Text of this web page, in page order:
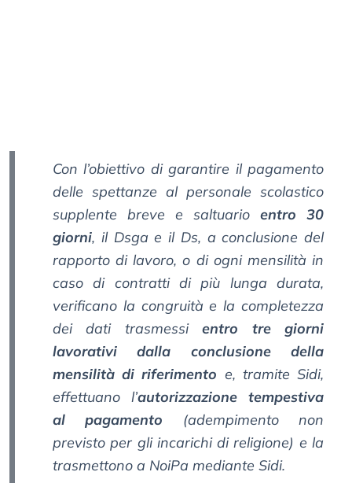
Con l’obiettivo di garantire il pagamento
delle spettanze al personale scolastico
supplente breve e saltuario entro 30
giorni, il Dsga e il Ds, a conclusione del
rapporto di lavoro, o di ogni mensilità in
caso di contratti di più lunga durata,
verificano la congruità e la completezza
dei dati trasmessientro tre giorni
lavorativi dalla conclusione della
mensilità di riferimento e, tramite Sidi,
effettuano l’autorizzazione tempestiva
al pagamento (adempimento non
previsto per gli incarichi di religione) e la
trasmettono a NoiPa mediante Sidi.